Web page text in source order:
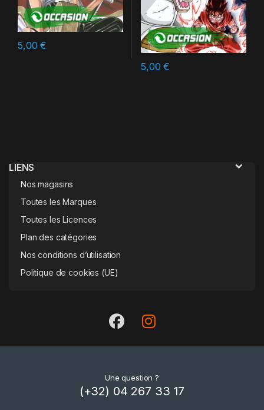
5,00€
5,00€
LIENS
Nos magasins
Toutes les Marques
Toutes les Licences
Plan des catégories
Nos conditions d’utilisation
Politique de cookies (UE)
Une question ?
(+32) 04 267 33 17